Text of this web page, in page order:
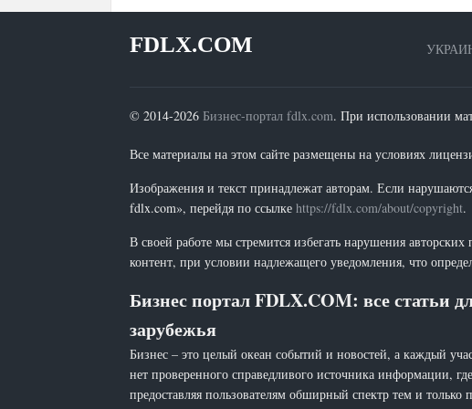
FDLX.COM
© 2014-2026 Бизнес-портал fdlx.com. При использовании
Все материалы на этом сайте размещены на условиях
Изображения и текст принадлежат авторам. Если
fdlx.com», перейдя по ссылке https://fdlx.com/about/copyright.
В своей работе мы стремится избегать нарушения
контент, при условии надлежащего уведомления, что
Бизнес портал FDLX.COM: все статьи
зарубежья
Бизнес – это целый океан событий и новостей, а каждый
нет проверенного справедливого источника информации,
предоставляя пользователям обширный спектр тем и